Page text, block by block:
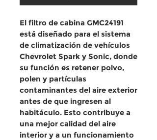
El filtro de cabina GMC24191
está diseñado para el sistema
de climatización de vehículos
Chevrolet Spark y Sonic, donde
su función es retener polvo,
polen y partículas
contaminantes del aire exterior
antes de que ingresen al
habitáculo. Esto contribuye a
una mejor calidad del aire
interior y a un funcionamiento